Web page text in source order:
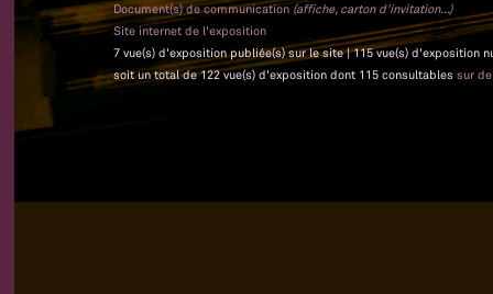
Document(s) de communication (affiche, carton d'invitation...)
Site internet de l'exposition
7 vue(s) d'exposition publiée(s) sur le site | 115 vue(s) d'exposition
soit un total de 122 vue(s) d'exposition dont 115 consultables sur